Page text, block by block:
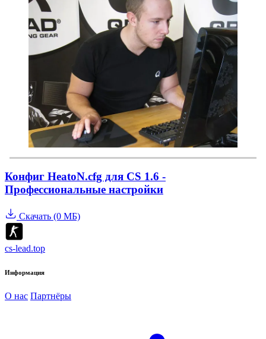
Конфиг HeatoN.cfg для CS 1.6 -
Профессиональные настройки
Скачать (0 МБ)
cs-lead.top
Информация
О нас Партнёры